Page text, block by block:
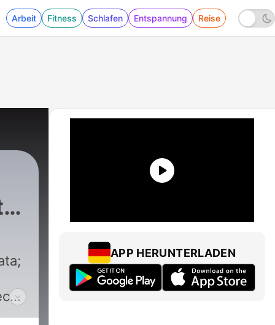
Arbeit Fitness Schlafen Entspannung Reise
APP HERUNTERLADEN